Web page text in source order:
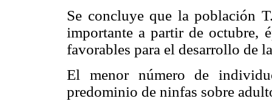
Se concluye que la población
importante a partir de octubre,
favorables para el desarrollo de
El menor número de
predominio de ninfas sobre